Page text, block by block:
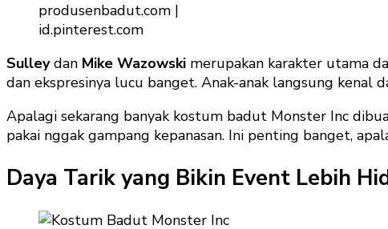
produsenbadut.com |
id.pinterest.com
Sulleydan Mike Wazowski merupakan karakter utama
dan ekspresinya lucu banget. Anak-anak langsung kenal
Apalagi sekarang banyak kostum badut Monster Inc
pakai nggak gampang kepanasan. Ini penting banget,
Daya Tarik yang Bikin Event Lebih